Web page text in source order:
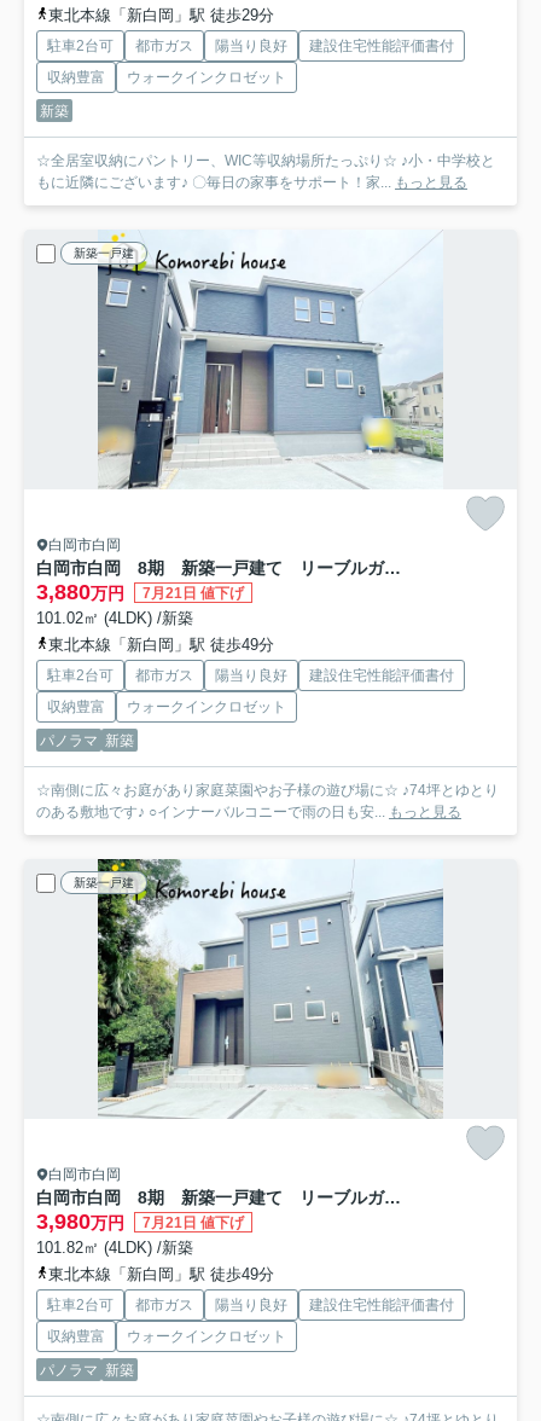
東北本線「新白岡」駅 徒歩29分
駐車2台可 都市ガス 陽当り良好
建設住宅性能評価書付
収納豊富
ウォークインクロゼット
新築
☆全居室収納にパントリー、WIC等収納場所たっぷり☆ ♪小・中学校と
もに近隣にございます♪ 〇毎日の家事をサポート！家... もっと見る
新築一戸建
白岡市白岡
白岡市白岡 8期 新築一戸建て リーブルガーデン 02
3,880万円 7月21日 値下げ
101.02㎡ (4LDK) /新築
東北本線「新白岡」駅 徒歩49分
駐車2台可 都市ガス 陽当り良好
建設住宅性能評価書付
収納豊富
ウォークインクロゼット
パノラマ 新築
☆南側に広々お庭があり家庭菜園やお子様の遊び場に☆ ♪74坪とゆとり
のある敷地です♪ ○インナーバルコニーで雨の日も安... もっと見る
新築一戸建
白岡市白岡
白岡市白岡 8期 新築一戸建て リーブルガーデン 01
3,980万円 7月21日 値下げ
101.82㎡ (4LDK) /新築
東北本線「新白岡」駅 徒歩49分
駐車2台可 都市ガス 陽当り良好
建設住宅性能評価書付
収納豊富
ウォークインクロゼット
パノラマ 新築